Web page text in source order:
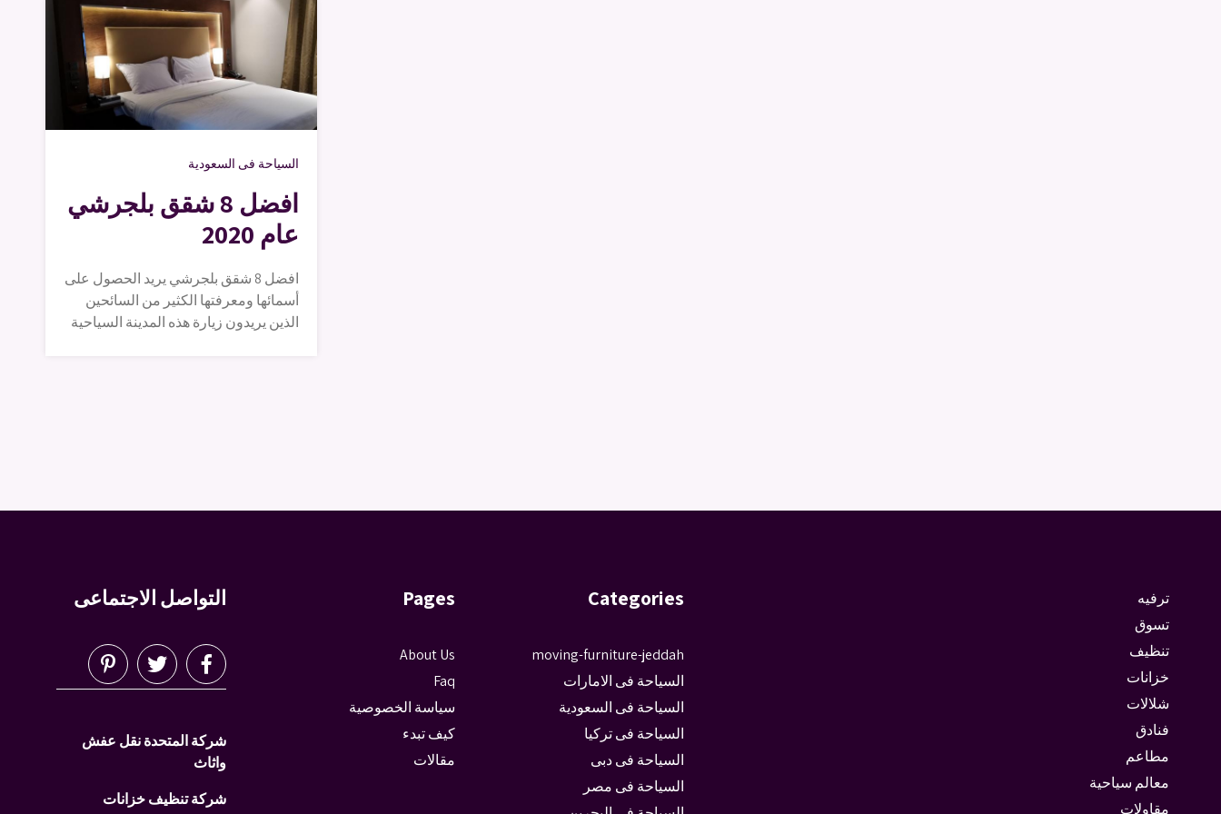
السياحة فى السعودية
افضل 8 شقق بلجرشي
عام 2020
افضل 8 شقق بلجرشي يريد الحصول على
أسمائها ومعرفتها الكثير من السائحين
الذين يريدون زيارة هذه المدينة السياحية
ترفيه
تسوق
تنظيف
خزانات
شلالات
فنادق
مطاعم
معالم سياحية
مقاولات
Categories
moving-furniture-jeddah
السياحة فى الامارات
السياحة فى السعودية
السياحة فى تركيا
السياحة فى دبى
السياحة فى مصر
Pages
About Us
Faq
سياسة الخصوصية
كيف تبدء
مقالات
التواصل الاجتماعى
شركة المتحدة نقل عفش
واثاث
شركة تنظيف خزانات